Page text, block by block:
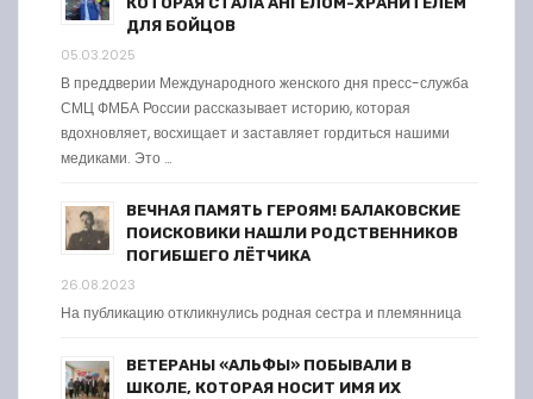
ДЛЯ БОЙЦОВ
05.03.2025
В преддверии Международного женского дня пресс-служба
СМЦ ФМБА России рассказывает историю, которая
вдохновляет, восхищает и заставляет гордиться нашими
медиками. Это …
ВЕЧНАЯ ПАМЯТЬ ГЕРОЯМ! БАЛАКОВСКИЕ
ПОИСКОВИКИ НАШЛИ РОДСТВЕННИКОВ
ПОГИБШЕГО ЛЁТЧИКА
26.08.2023
На публикацию откликнулись родная сестра и племянница
ВЕТЕРАНЫ «АЛЬФЫ» ПОБЫВАЛИ В
ШКОЛЕ, КОТОРАЯ НОСИТ ИМЯ ИХ